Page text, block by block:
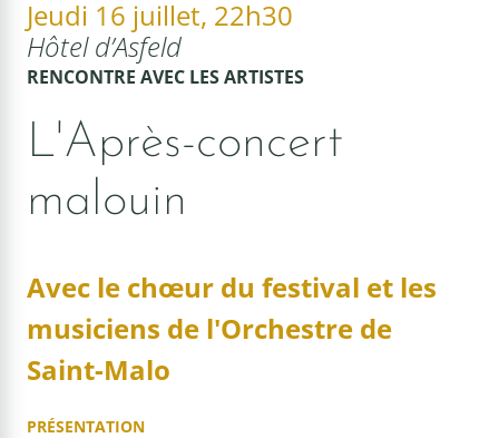
Jeudi 16 juillet, 22h30
Hôtel d’Asfeld
RENCONTRE AVEC LES ARTISTES
L'Après-concert
malouin
Avec le chœur du festival et les
musiciens de l'Orchestre de
Saint-Malo
PRÉSENTATION